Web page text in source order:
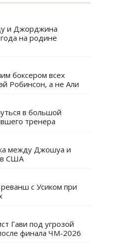
и Джорджина
на родине
боксером всех
Робинсон, а не Али
в большой
тренера
между Джошуа и
в США
с Усиком при
Гави под угрозой
финала ЧМ-2026